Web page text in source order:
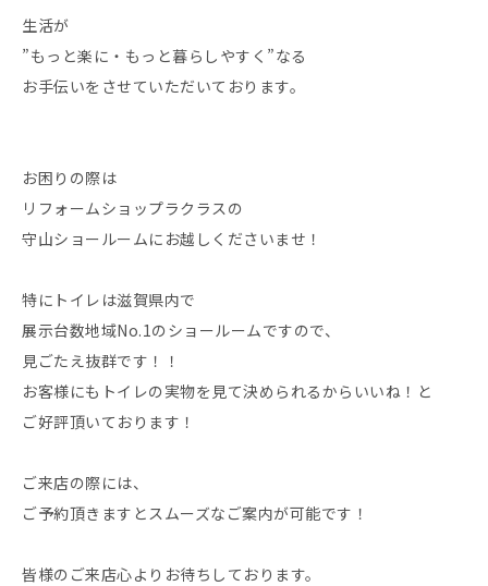
生活が
”もっと楽に・もっと暮らしやすく”なる
お手伝いをさせていただいております。
お困りの際は
リフォームショップラクラスの
守山ショールームにお越しくださいませ！
特にトイレは滋賀県内で
展示台数地域No.1のショールームですので、
見ごたえ抜群です！！
お客様にもトイレの実物を見て決められるからいいね！と
ご好評頂いております！
ご来店の際には、
ご予約頂きますとスムーズなご案内が可能です！
皆様のご来店心よりお待ちしております。